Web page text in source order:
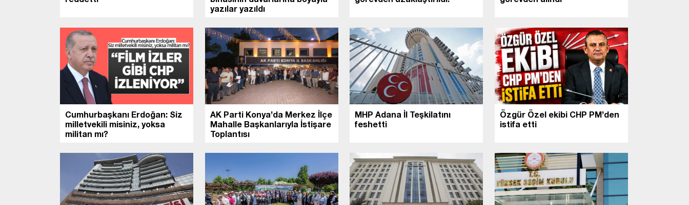
yazılar yazıldı
Cumhurbaşkanı Erdoğan: Siz
milletvekili misiniz, yoksa
militan mı?
AK Parti Konya’da Merkez İlçe
Mahalle Başkanlarıyla İstişare
Toplantısı
MHP Adana İl Teşkilatını
feshetti
Özgür Özel ekibi CHP PM’den
istifa etti